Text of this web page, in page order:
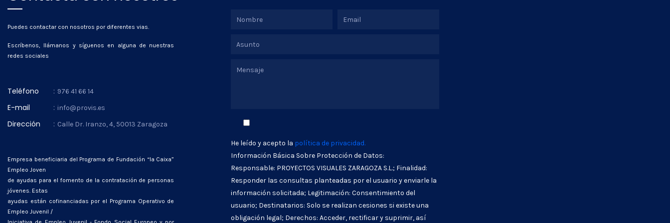
Puedes contactar con nosotros por diferentes vias.
Escríbenos, llámanos y síguenos en alguna de nuestras
redes sociales
Teléfono : 976 41 66 14
E-mail : info@provis.es
Dirección : Calle Dr. Iranzo, 4, 50013 Zaragoza
Empresa beneficiaria del Programa de Fundación “la Caixa”
Empleo Joven
de ayudas para el fomento de la contratación de personas
jóvenes. Estas
ayudas están cofinanciadas por el Programa Operativo de
Empleo Juvenil /
He leído y acepto la política de privacidad.
Información Básica Sobre Protección de Datos:
Responsable: PROYECTOS VISUALES ZARAGOZA S.L.; Finalidad:
Responder las consultas planteadas por el usuario y enviarle la
información solicitada; Legitimación: Consentimiento del
usuario; Destinatarios: Solo se realizan cesiones si existe una
obligación legal; Derechos: Acceder, rectificar y suprimir, así